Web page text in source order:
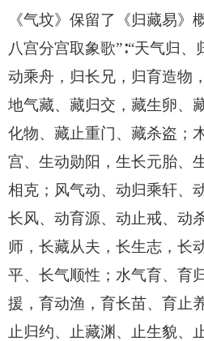
《气坟》保留了《归藏易》
八宫分宫取象歌”∶“天气归
动乘舟，归长兄，归育造物
地气藏、藏归交，藏生卵、
化物、藏止重门、藏杀盗；
宫、生动勋阳，生长元胎、
相克；风气动、动归乘轩、
长风、动育源、动止戒、动
师，长藏从夫，长生志，长
平、长气顺性；水气育、育
援，育动渔，育长苗、育止
止归约、止藏渊、止生貌、